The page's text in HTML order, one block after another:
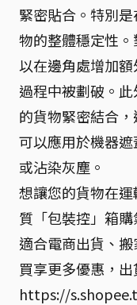
緊密貼合。特別
物的整體穩定性
以在邊角處增加
過程中被劃破。
的貨物緊密結合
可以應用於機器
或沾染灰塵。
想讓您的貨物在
質「包裝控」箱
適合電商出貨、
買享更多優惠，
https://